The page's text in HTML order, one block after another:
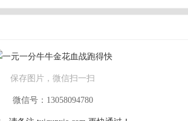
保存图片，微信扫一扫
微信号：13058094780